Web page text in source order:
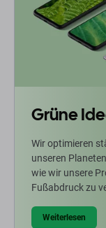
Grüne
Wir optimieren
unseren
wie wir unsere
Fußabdruck zu
Weiterlesen